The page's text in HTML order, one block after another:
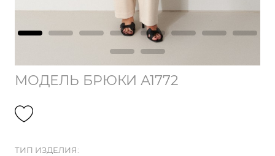
МОДЕЛЬ БРЮКИ А1772
ТИП ИЗДЕЛИЯ: